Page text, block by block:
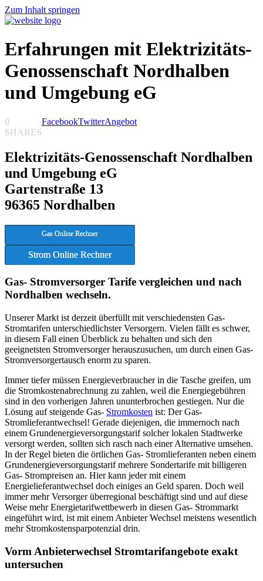
Zum Inhalt springen
Erfahrungen mit Elektrizitäts-
Genossenschaft Nordhalben
und Umgebung eG
0
SHARES
FacebookTwitterAngebot
Elektrizitäts-Genossenschaft Nordhalben
und Umgebung eG
Gartenstraße 13
96365 Nordhalben
Gas Online Rechner
Strom Online Rechner
Gas- Stromversorger Tarife vergleichen und nach
Nordhalben wechseln.
Unserer Markt ist derzeit überfüllt mit verschiedensten Gas-
Stromtarifen unterschiedlichster Versorgern. Vielen fällt es schwer,
in diesem Fall einen Überblick zu behalten und sich den
geeignetsten Stromversorger herauszusuchen, um durch einen Gas-
Stromversorgertausch enorm zu sparen.
Immer tiefer müssen Energieverbraucher in die Tasche greifen, um
die Stromkostenabrechnung zu zahlen, weil die Energiegebühren
sind in den vorherigen Jahren ununterbrochen gestiegen. Nur die
Lösung auf steigende Gas- Stromkosten ist: Der Gas-
Stromlieferantwechsel! Gerade diejenigen, die immernoch nach
einem Grundenergieversorgungstarif solcher lokalen Stadtwerke
versorgt werden, sollten sich rasch nach einer Alternative umsehen.
In der Regel bieten die örtlichen Gas- Stromlieferanten neben einem
Grundenergieversorgungstarif mehrere Sondertarife mit billigeren
Gas- Strompreisen an. Hier kann jeder mit einem
Energielieferantwechsel doch einiges an Geld sparen. Doch weil
immer mehr Versorger überregional beschäftigt sind und auf diese
Weise mehr Energietarifwettbewerb in diesen Gas- Strommarkt
eingeführt wird, ist mit einem Anbieter Wechsel meistens wesentlich
mehr Stromkostensparpotenzial drin.
Vorm Anbieterwechsel Stromtarifangebote exakt
untersuchen